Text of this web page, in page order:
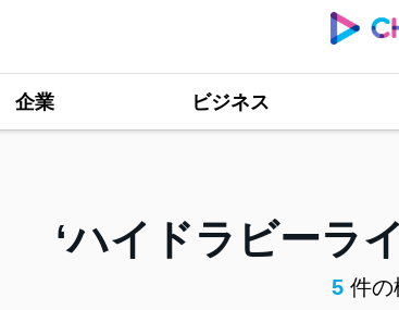
企業 ビジネス
ハイドラビーラ
5件の